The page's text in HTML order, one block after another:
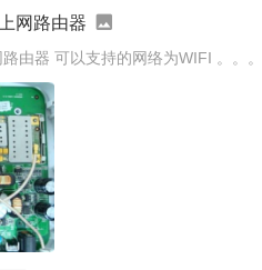
网路由器
建立在BCM5354的成品3G上网路由器 可